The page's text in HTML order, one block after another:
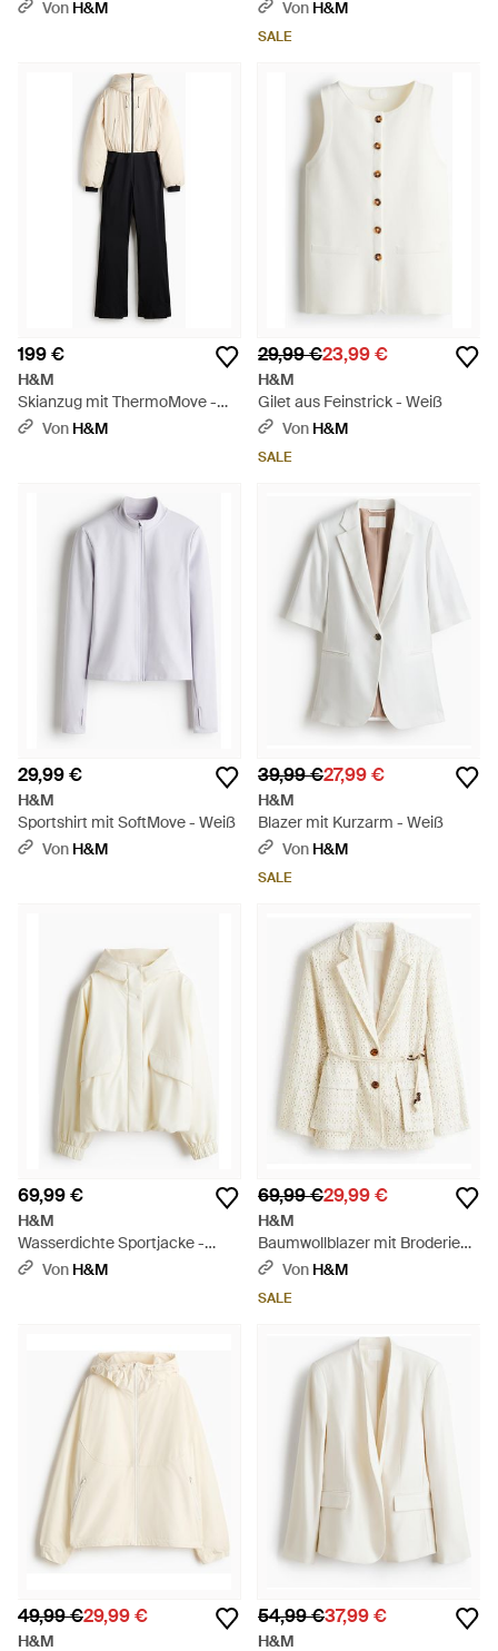
Von H&M Von H&M
SALE
199 €
H&M
Skianzug mit ThermoMove -
WeißVon H&M
29,99 €23,99 €
H&M
Gilet aus Feinstrick - Weiß
Von H&M
SALE
29,99 €
H&M
Sportshirt mit SoftMove - Weiß
Von H&M
39,99 €27,99 €
H&M
Blazer mit Kurzarm - Weiß
Von H&M
SALE
69,99 €
H&M
Wasserdichte Sportjacke -
WeißVon H&M
69,99 €29,99 €
H&M
Baumwollblazer mit Broderie
Anglaise - Weiß
Von H&M
SALE
49,99 €29,99 €
H&M
54,99 €37,99 €
H&M